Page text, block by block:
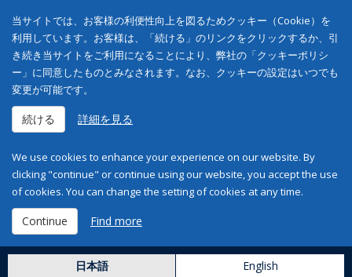
当サイトでは、お客様の利便性向上を図るためクッキー（Cookie）を
利用しています。お客様は、「続ける」のリンクをクリックするか、引
き続き当サイトをご利用になることにより、弊社の「クッキーポリシ
ー」に同意したものとみなされます。なお、クッキーの設定はいつでも
変更が可能です。
続ける 詳細を見る
We use cookies to enhance your experience on our website. By
clicking "continue" or continue using our website, you accept the use
of cookies. You can change the setting of cookies at any time.
Continue Find more
日本語 English